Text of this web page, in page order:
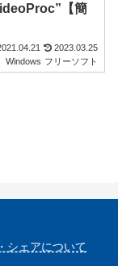
【簡
2023.03.25
Windows フリーソフト
シェアについて